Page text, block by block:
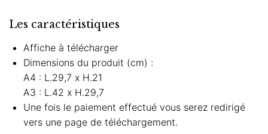
Les caractéristiques
Affiche à télécharger
Dimensions du produit (cm) :
A4 : L.29,7 x H.21
A3 : L.42 x H.29,7
Une fois le paiement effectué vous serez redirigé
vers une page de téléchargement.